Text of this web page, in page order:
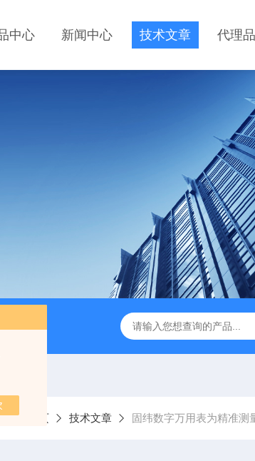
中心 新闻中心 技术文章 代理
APS-7050E 交流电源 固纬 GSP-730 频
置： 首页 技术文章 固纬数字万用表为精准测